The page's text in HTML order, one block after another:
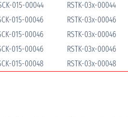
015-00044 RSTK-03x-00044
015-00046 RSTK-03x-00046
015-00046 RSTK-03x-00046
015-00046 RSTK-03x-00046
015-00048 RSTK-03x-00048